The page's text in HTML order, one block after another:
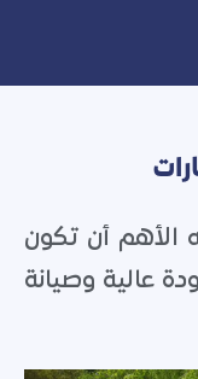
الأهم أن تكون
عالية وصيانة